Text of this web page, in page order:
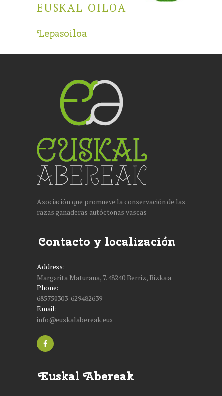
EUSKAL OILOA
Lepasoiloa
Asociación que promueve la conservación de las
razas ganaderas autóctonas vascas
Contacto y localización
Address:
Margarita Maturana, 7. 48240 Berriz, Bizkaia
Phone:
685750303-629482639
Email:
info@euskalabereak.eus
Euskal Abereak